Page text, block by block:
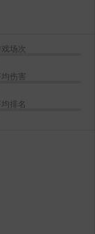
戏场次
均伤害
均排名